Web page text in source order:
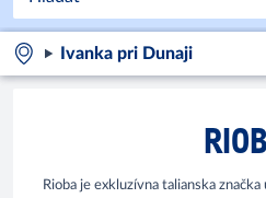
Ivanka pri Dunaji
Rioba je exkluzívna talianska